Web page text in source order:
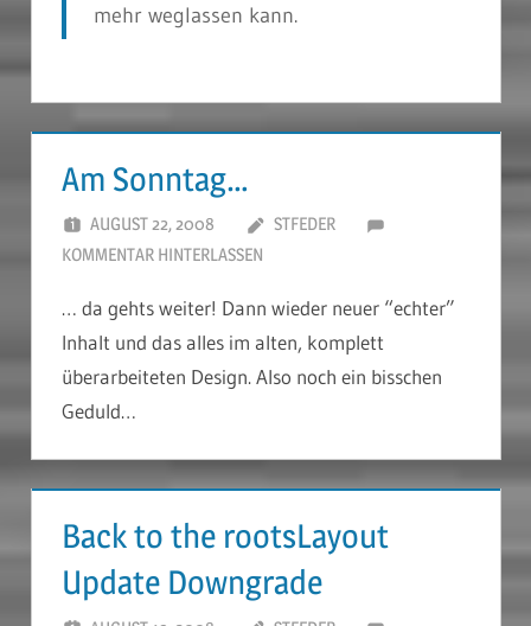
mehr weglassen kann.
Am Sonntag…
AUGUST 22, 2008
STFEDER
KOMMENTAR HINTERLASSEN
… da gehts weiter! Dann wieder neuer “echter”
Inhalt und das alles im alten, komplett
überarbeiteten Design. Also noch ein bisschen
Geduld…
Back to the rootsLayout
Update Downgrade